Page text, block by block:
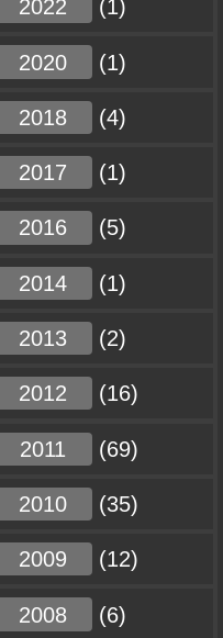
2022 (1)
2020 (1)
2018 (4)
2017 (1)
2016 (5)
2014 (1)
2013 (2)
2012 (16)
2011 (69)
2010 (35)
2009 (12)
2008 (6)